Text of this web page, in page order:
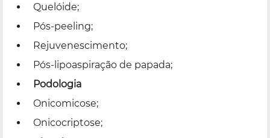
Quelóide;
Pós-peeling;
Rejuvenescimento;
Pós-lipoaspiração de papada;
Podologia
Onicomicose;
Onicocriptose;